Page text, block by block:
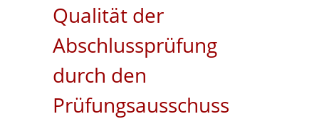
Qualität der
Abschlussprüfung
durch den
Prüfungsausschuss